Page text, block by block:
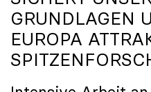
GRUNDLAGEN
EUROPA